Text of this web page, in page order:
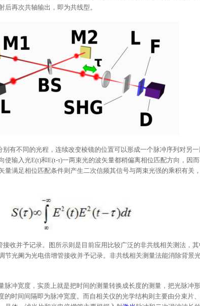
再次共轴输出，即为共线型。
有不同的光程，连续改变棱镜的位置可以形成一个脉冲序列对另
使输入光E(t)和E(t-τ)一两束光的波矢量都稍偏离相位匹配方向，因
量满足相位匹配条件则产生二次信频其信号与两束光强的乘积有关
收并予记录。图所示则是目前应用比较广泛的非共线相关测法，
节光阑为光电倍增管接收并予记录。非共线相关测量法能消除背景
冲宽度，实质上就是把时间的测量转换成长度的测量，把光脉冲
的时间间隔即为脉冲宽度。而自相关仪的光学结构则主要由分束片